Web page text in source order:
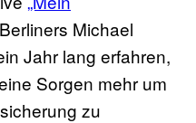
Michael
Jahr lang erfahren,
Sorgen mehr um
zu